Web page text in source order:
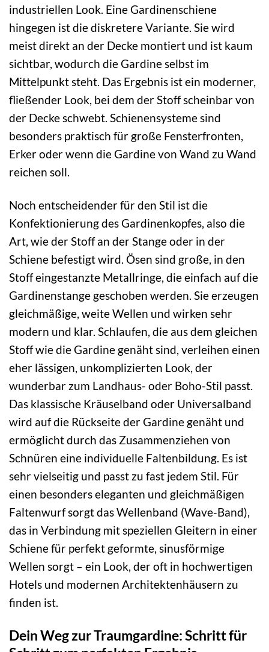
industriellen Look. Eine Gardinenschiene
hingegen ist die diskretere Variante. Sie wird
meist direkt an der Decke montiert und ist kaum
sichtbar, wodurch die Gardine selbst im
Mittelpunkt steht. Das Ergebnis ist ein moderner,
fließender Look, bei dem der Stoff scheinbar von
der Decke schwebt. Schienensysteme sind
besonders praktisch für große Fensterfronten,
Erker oder wenn die Gardine von Wand zu Wand
reichen soll.
Noch entscheidender für den Stil ist die
Konfektionierung des Gardinenkopfes, also die
Art, wie der Stoff an der Stange oder in der
Schiene befestigt wird. Ösen sind große, in den
Stoff eingestanzte Metallringe, die einfach auf die
Gardinenstange geschoben werden. Sie erzeugen
gleichmäßige, weite Wellen und wirken sehr
modern und klar. Schlaufen, die aus dem gleichen
Stoff wie die Gardine genäht sind, verleihen einen
eher lässigen, unkomplizierten Look, der
wunderbar zum Landhaus- oder Boho-Stil passt.
Das klassische Kräuselband oder Universalband
wird auf die Rückseite der Gardine genäht und
ermöglicht durch das Zusammenziehen von
Schnüren eine individuelle Faltenbildung. Es ist
sehr vielseitig und passt zu fast jedem Stil. Für
einen besonders eleganten und gleichmäßigen
Faltenwurf sorgt das Wellenband (Wave-Band),
das in Verbindung mit speziellen Gleitern in einer
Schiene für perfekt geformte, sinusförmige
Wellen sorgt – ein Look, der oft in hochwertigen
Hotels und modernen Architektenhäusern zu
finden ist.
Dein Weg zur Traumgardine: Schritt für